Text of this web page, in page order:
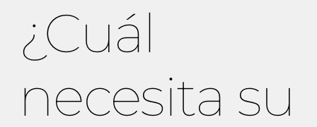
¿Cuál
necesita su